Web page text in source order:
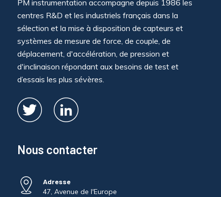
PM instrumentation accompagne depuis 1986 les
centres R&D et les industriels français dans la
sélection et la mise à disposition de capteurs et
systèmes de mesure de force, de couple, de
déplacement, d'accélération, de pression et
d'inclinaison répondant aux besoins de test et
d’essais les plus sévères.
Nous contacter
Adresse
47, Avenue de l'Europe